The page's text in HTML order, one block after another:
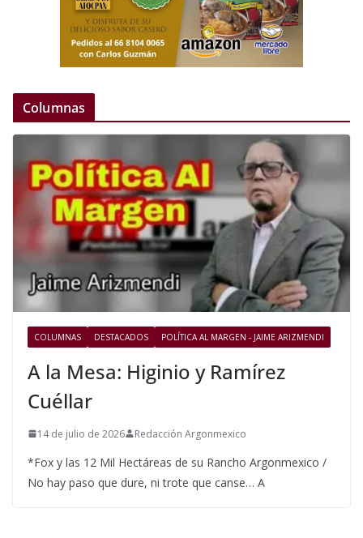
Columnas
COLUMNAS DESTACADOS POLÍTICA AL MARGEN - JAIME ARIZMENDI
A la Mesa: Higinio y Ramírez
Cuéllar
14 de julio de 2026 Redacción Argonmexico
*Fox y las 12 Mil Hectáreas de su Rancho Argonmexico /
No hay paso que dure, ni trote que canse… A